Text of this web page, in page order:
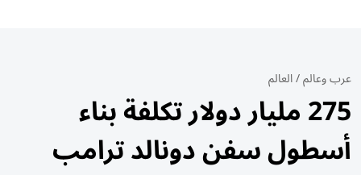
عرب وعالم/العالم
275 مليار دولار تكلفة بناء
أسطول سفن دونالد ترامب